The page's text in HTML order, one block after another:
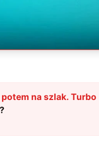
na szlak. Turbo
?